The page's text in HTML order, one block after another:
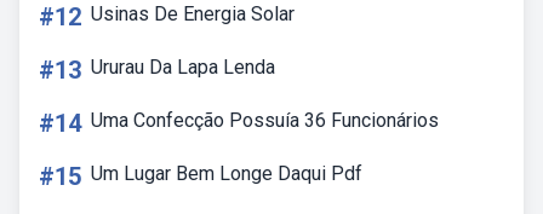
#12 Usinas De Energia Solar
#13 Ururau Da Lapa Lenda
#14 Uma Confecção Possuía 36 Funcionários
#15 Um Lugar Bem Longe Daqui Pdf